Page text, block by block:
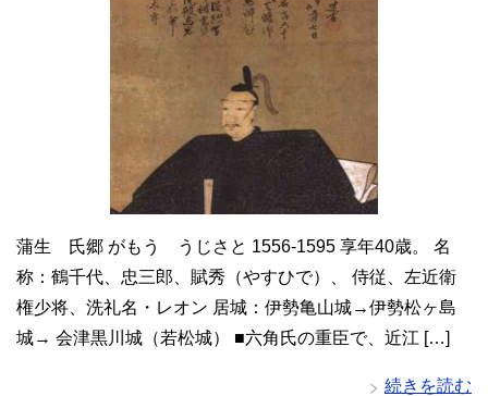
蒲生 氏郷 がもう うじさと 1556-1595 享年40歳。 名
称：鶴千代、忠三郎、賦秀（やすひで）、 侍従、左近衛
権少将、洗礼名・レオン 居城：伊勢亀山城→伊勢松ヶ島
城→ 会津黒川城（若松城） ■六角氏の重臣で、近江 […]
続きを読む